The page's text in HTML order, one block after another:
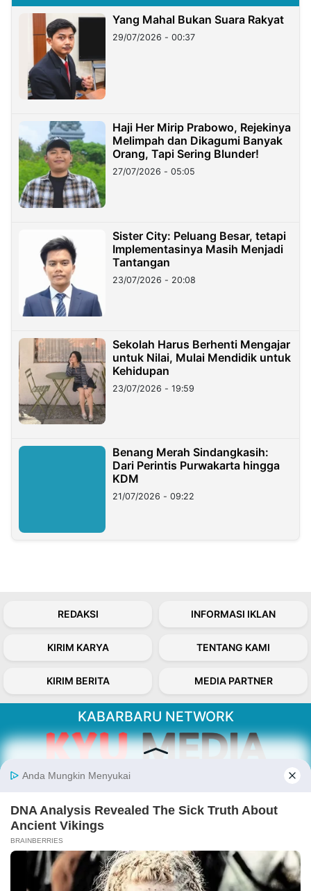
Yang Mahal Bukan Suara Rakyat
29/07/2026 - 00:37
Haji Her Mirip Prabowo, Rejekinya
Melimpah dan Dikagumi Banyak
Orang, Tapi Sering Blunder!
27/07/2026 - 05:05
Sister City: Peluang Besar, tetapi
Implementasinya Masih Menjadi
Tantangan
23/07/2026 - 20:08
Sekolah Harus Berhenti Mengajar
untuk Nilai, Mulai Mendidik untuk
Kehidupan
23/07/2026 - 19:59
Benang Merah Sindangkasih:
Dari Perintis Purwakarta hingga
KDM
21/07/2026 - 09:22
REDAKSI INFORMASI IKLAN
KIRIM KARYA TENTANG KAMI
KIRIM BERITA MEDIA PARTNER
KABARBARU NETWORK
Kabarbaru.co menyajikan berita aktual dan
inspiratif dari sudut pandang berbaik sangka
Follow Kabarbaru